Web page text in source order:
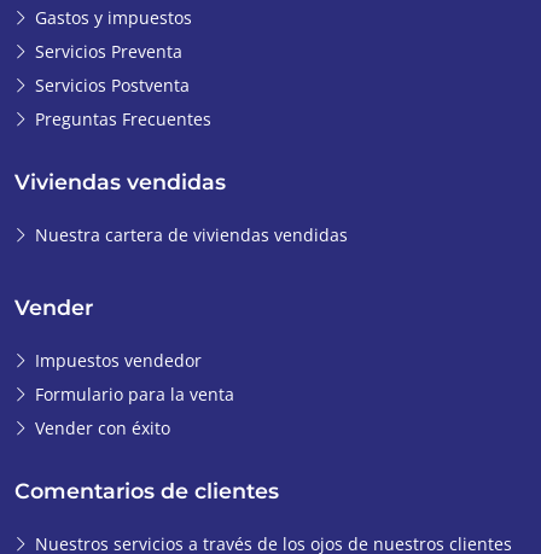
Gastos y impuestos
Servicios Preventa
Servicios Postventa
Preguntas Frecuentes
Viviendas vendidas
Nuestra cartera de viviendas vendidas
Vender
Impuestos vendedor
Formulario para la venta
Vender con éxito
Comentarios de clientes
Nuestros servicios a través de los ojos de nuestros clientes